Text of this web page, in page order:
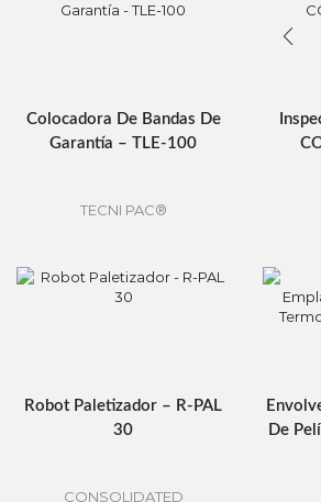
Colocadora De Bandas De
Garantía – TLE-100
TECNI PAC®
Robot Paletizador – R-PAL
30
CONSOLIDATED
De